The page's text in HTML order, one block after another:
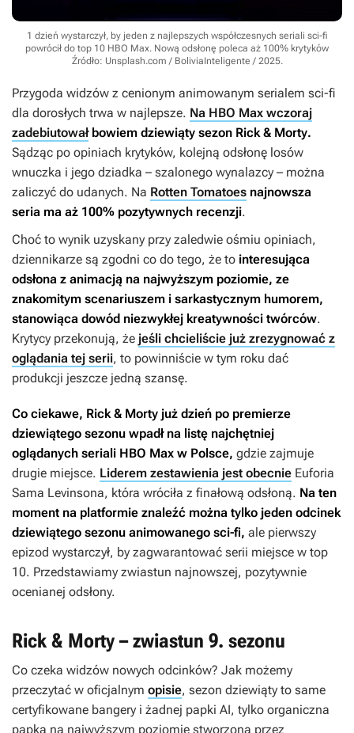
1 dzień wystarczył, by jeden z najlepszych współczesnych seriali sci-fi
powrócił do top 10 HBO Max. Nową odsłonę poleca aż 100% krytyków
Źródło: Unsplash.com / BoliviaInteligente / 2025.
Przygoda widzów z cenionym animowanym serialem sci-fi
dla dorosłych trwa w najlepsze. Na HBO Max wczoraj
zadebiutowałbowiem dziewiąty sezon Rick & Morty.
Sądząc po opiniach krytyków, kolejną odsłonę losów
wnuczka i jego dziadka – szalonego wynalazcy – można
zaliczyć do udanych. Na Rotten Tomatoes najnowsza
seria ma aż 100% pozytywnych recenzji.
Choć to wynik uzyskany przy zaledwie ośmiu opiniach,
dziennikarze są zgodni co do tego, że to interesująca
odsłona z animacją na najwyższym poziomie, ze
znakomitym scenariuszem i sarkastycznym humorem,
stanowiąca dowód niezwykłej kreatywności twórców.
Krytycy przekonują, że jeśli chcieliście już zrezygnować z
oglądania tej serii, to powinniście w tym roku dać
produkcji jeszcze jedną szansę.
Co ciekawe, Rick & Morty już dzień po premierze
dziewiątego sezonu wpadł na listę najchętniej
oglądanych seriali HBO Max w Polsce, gdzie zajmuje
drugie miejsce. Liderem zestawienia jest obecnie Euforia
Sama Levinsona, która wróciła z finałową odsłoną. Na ten
moment na platformie znaleźć można tylko jeden odcinek
dziewiątego sezonu animowanego sci-fi, ale pierwszy
epizod wystarczył, by zagwarantować serii miejsce w top
10. Przedstawiamy zwiastun najnowszej, pozytywnie
ocenianej odsłony.
Rick & Morty – zwiastun 9. sezonu
Co czeka widzów nowych odcinków? Jak możemy
przeczytać w oficjalnym opisie, sezon dziewiąty to same
certyfikowane bangery i żadnej papki AI, tylko organiczna
papka na najwyższym poziomie stworzona przez